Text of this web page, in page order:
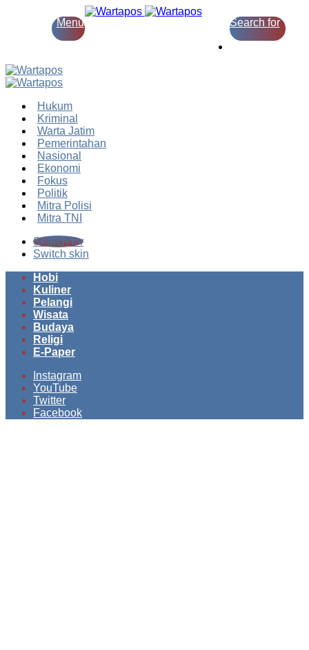
Menu Search for
Hukum
Kriminal
Warta Jatim
Pemerintahan
Nasional
Ekonomi
Fokus
Politik
Mitra Polisi
Mitra TNI
Search for
Switch skin
Hobi
Kuliner
Pelangi
Wisata
Budaya
Religi
E-Paper
Instagram
YouTube
Twitter
Facebook